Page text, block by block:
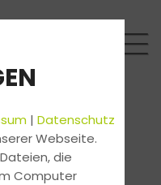
|Datenschutz
Webseite.
die
Computer